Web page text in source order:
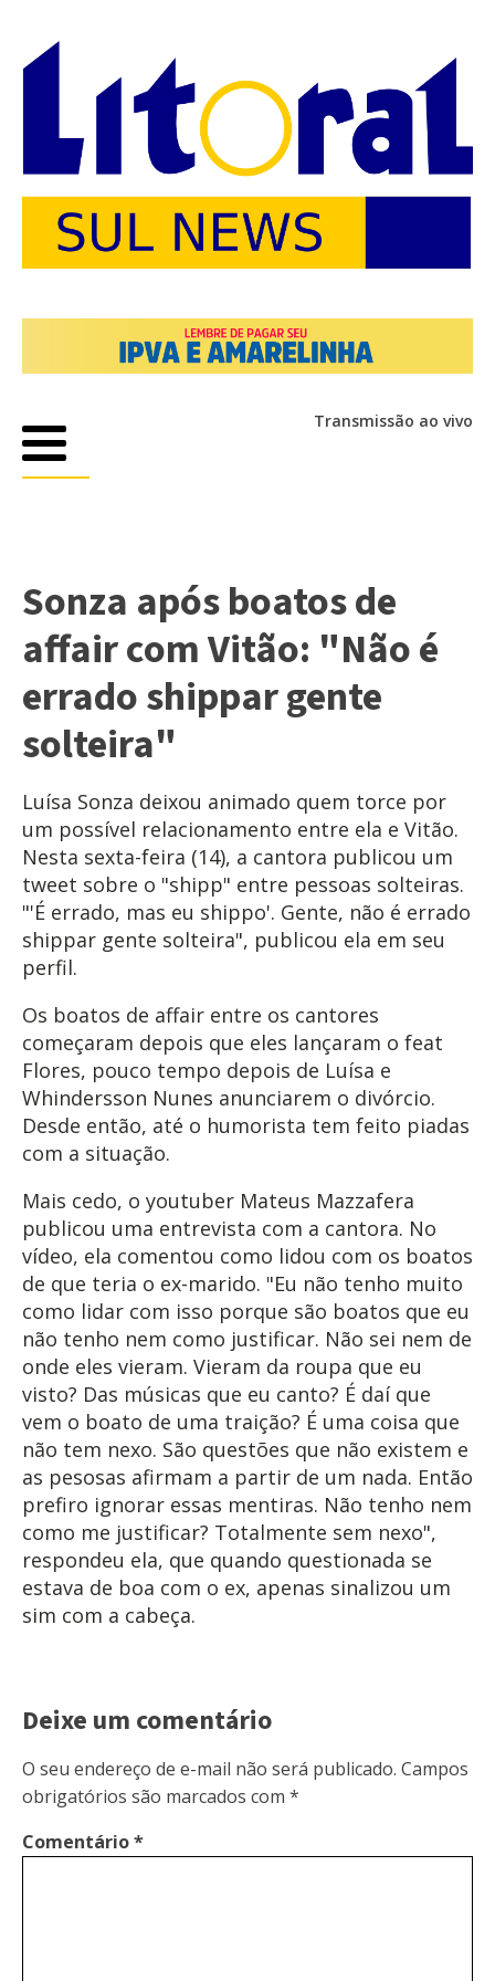
Transmissão ao vivo
Sonza após boatos de
affair com Vitão: "Não é
errado shippar gente
solteira"
Luísa Sonza deixou animado quem torce por
um possível relacionamento entre ela e Vitão.
Nesta sexta-feira (14), a cantora publicou um
tweet sobre o "shipp" entre pessoas solteiras.
"'É errado, mas eu shippo'. Gente, não é errado
shippar gente solteira", publicou ela em seu
perfil.
Os boatos de affair entre os cantores
começaram depois que eles lançaram o feat
Flores, pouco tempo depois de Luísa e
Whindersson Nunes anunciarem o divórcio.
Desde então, até o humorista tem feito piadas
com a situação.
Mais cedo, o youtuber Mateus Mazzafera
publicou uma entrevista com a cantora. No
vídeo, ela comentou como lidou com os boatos
de que teria o ex-marido. "Eu não tenho muito
como lidar com isso porque são boatos que eu
não tenho nem como justificar. Não sei nem de
onde eles vieram. Vieram da roupa que eu
visto? Das músicas que eu canto? É daí que
vem o boato de uma traição? É uma coisa que
não tem nexo. São questões que não existem e
as pesosas afirmam a partir de um nada. Então
prefiro ignorar essas mentiras. Não tenho nem
como me justificar? Totalmente sem nexo",
respondeu ela, que quando questionada se
estava de boa com o ex, apenas sinalizou um
sim com a cabeça.
Deixe um comentário
O seu endereço de e-mail não será publicado. Campos
obrigatórios são marcados com *
Comentário*